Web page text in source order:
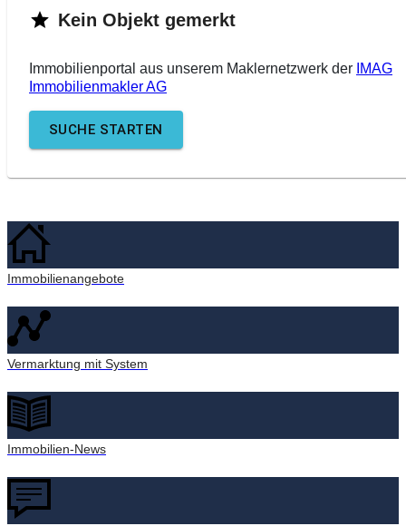
Kein Objekt gemerkt
Immobilienportal aus unserem Maklernetzwerk der IMAG
Immobilienmakler AG
SUCHE STARTEN
Immobilienangebote
Vermarktung mit System
Immobilien-News